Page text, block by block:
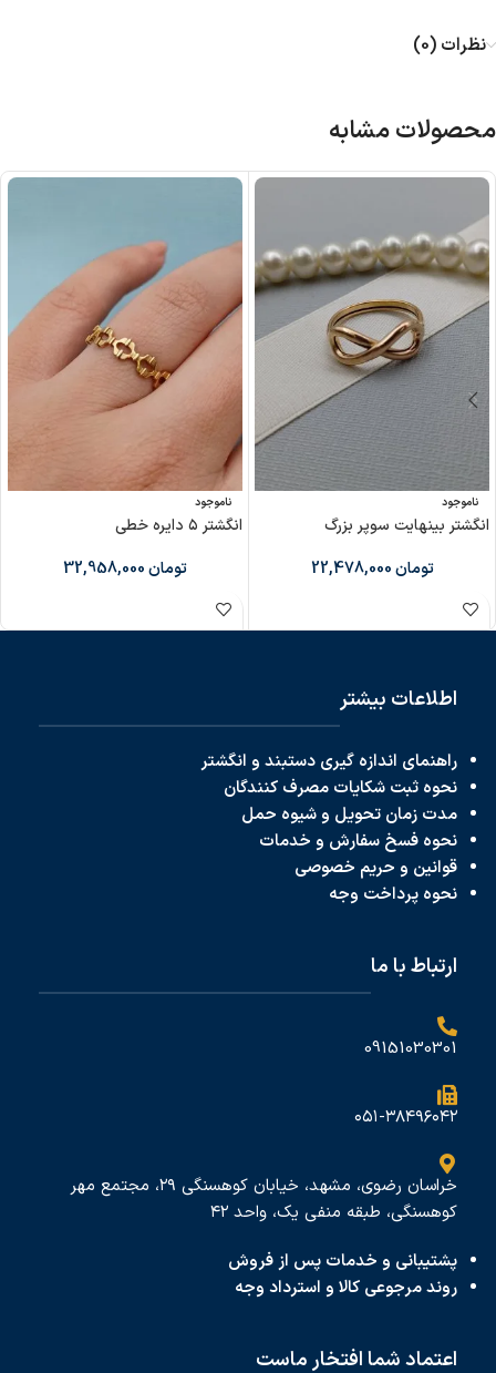
نظرات (0)
محصولات مشابه
ناموجود
انگشتر بینهایت سوپر بزرگ
تومان
ناموجود
انگشتر ۵ دایره خطی
تومان
اطلاعات بیشتر
راهنمای اندازه گیری دستبند و انگشتر
نحوه ثبت شکایات مصرف کنندگان
مدت زمان تحویل و شیوه حمل
نحوه فسخ سفارش و خدمات
قوانین و حریم خصوصی
نحوه پرداخت وجه
ارتباط با ما
09151030301
۰۵۱-۳۸۴۹۶۰۴۲
خراسان رضوی، مشهد، خیابان کوهسنگی ۲۹، مجتمع مهر
کوهسنگی، طبقه منفی یک، واحد ۴۲
پشتیبانی و خدمات پس از فروش
روند مرجوعی کالا و استرداد وجه
اعتماد شما افتخار ماست